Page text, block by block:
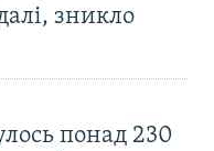
зникло
понад 230